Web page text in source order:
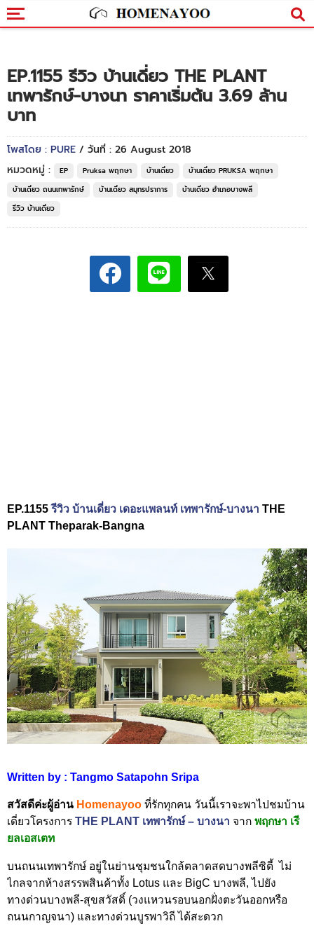
EP.1155 รีวิว บ้านเดี่ยว THE PLANT
เทพารักษ์-บางนา ราคาเริ่มต้น 3.69 ล้าน
บาท
โพสโดย : PURE / วันที่ : 26 August 2018
หมวดหมู่ :
EP Pruksa พฤกษา บ้านเดี่ยว
บ้านเดี่ยว PRUKSA พฤกษา
บ้านเดี่ยว ถนนเทพารักษ์
บ้านเดี่ยว สมุทรปราการ
บ้านเดี่ยว อำเภอบางพลี
รีวิว บ้านเดี่ยว
EP.1155รีวิว บ้านเดี่ยว เดอะแพลนท์ เทพารักษ์-บางนา THE
PLANT Theparak-Bangna
Written by : Tangmo Satapohn Sripa
สวัสดีค่ะผู้อ่าน Homenayoo ที่รักทุกคน วันนี้เราจะพาไปชมบ้าน
เดี่ยวโครงการ THE PLANT เทพารักษ์ – บางนา จาก พฤกษา เรี
ยลเอสเตท
บนถนนเทพารักษ์ อยู่ในย่านชุมชนใกล้ตลาดสดบางพลีซิตี้ ไม่
ไกลจากห้างสรรพสินค้าทั้ง Lotus และ BigC บางพลี, ไปยัง
ทางด่วนบางพลี-สุขสวัสดิ์ (วงแหวนรอบนอกฝั่งตะวันออกหรือ
ถนนกาญจนา) และทางด่วนบูรพาวิถี ได้สะดวก